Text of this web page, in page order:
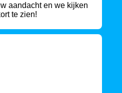
aandacht en we kijken
te zien!